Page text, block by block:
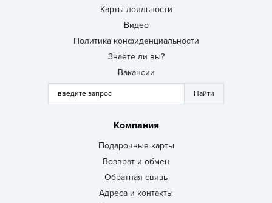
Карты лояльности
Видео
Политика конфиденциальности
Знаете ли вы?
Вакансии
Компания
Подарочные карты
Возврат и обмен
Обратная связь
Адреса и контакты